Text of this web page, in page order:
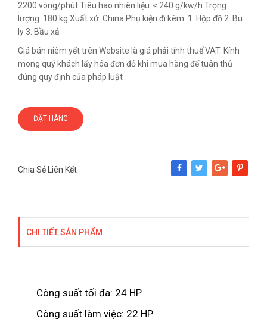
2200 vòng/phút Tiêu hao nhiên liệu: ≤ 240 g/kw/h Trọng
lượng: 180 kg Xuất xứ: China Phụ kiện đi kèm: 1. Hộp đồ 2. Bu
ly 3. Bầu xả
Giá bán niêm yết trên Website là giá phải tính thuế VAT. Kính
mong quý khách lấy hóa đơn đỏ khi mua hàng để tuân thủ
đúng quy định của pháp luật
ĐẶT HÀNG
Chia Sẻ Liên Kết
Share Tweet Google+Pinterest
CHI TIẾT SẢN PHẨM
Công suất tối đa: 24 HP
Công suất làm việc: 22 HP